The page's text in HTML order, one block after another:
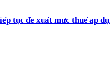
tục đề xuất mức thuế áp